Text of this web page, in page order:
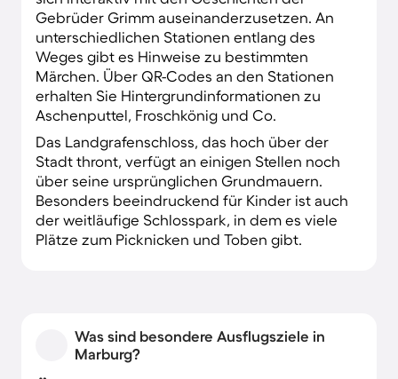
Gebrüder Grimm auseinanderzusetzen. An
unterschiedlichen Stationen entlang des
Weges gibt es Hinweise zu bestimmten
Märchen. Über QR-Codes an den Stationen
erhalten Sie Hintergrundinformationen zu
Aschenputtel, Froschkönig und Co.
Das Landgrafenschloss, das hoch über der
Stadt thront, verfügt an einigen Stellen noch
über seine ursprünglichen Grundmauern.
Besonders beeindruckend für Kinder ist auch
der weitläufige Schlosspark, in dem es viele
Plätze zum Picknicken und Toben gibt.
Was sind besondere Ausflugsziele in
Marburg?